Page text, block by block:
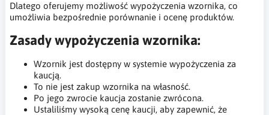
Dlatego oferujemy możliwość wypożyczenia wzornika, co
umożliwia bezpośrednie porównanie i ocenę produktów.
Zasady wypożyczenia wzornika:
Wzornik jest dostępny w systemie wypożyczenia za
kaucją.
To nie jest zakup wzornika na własność.
Po jego zwrocie kaucja zostanie zwrócona.
Ustaliliśmy wysoką cenę kaucji, aby zapewnić, że